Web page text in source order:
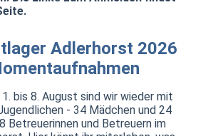
Adlerhorst 2026
bis 8. August sind wir wieder mit
- 34 Mädchen und 24
Betreuerinnen und Betreuern im